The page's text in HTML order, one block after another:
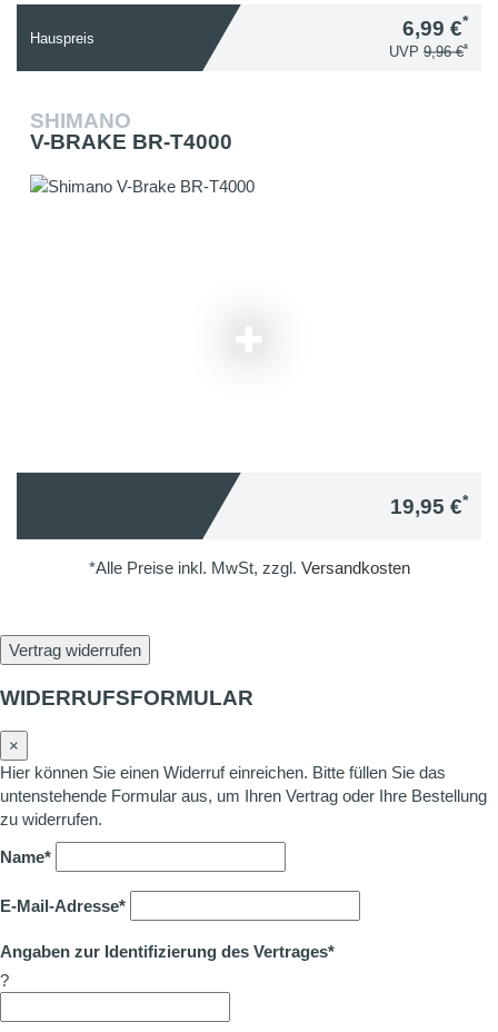
Hauspreis 6,99 €*
UVP 9,96 €*
SHIMANO
V-BRAKE BR-T4000
19,95 €*
*Alle Preise inkl. MwSt, zzgl. Versandkosten
Vertrag widerrufen
WIDERRUFSFORMULAR
×
Hier können Sie einen Widerruf einreichen. Bitte füllen Sie das
untenstehende Formular aus, um Ihren Vertrag oder Ihre Bestellung
zu widerrufen.
Name*
E-Mail-Adresse*
Angaben zur Identifizierung des Vertrages*
?